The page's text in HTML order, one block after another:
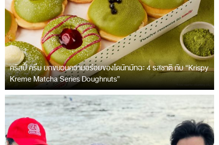
คริสปี้ ครีม ยกขบวนความอร่อยของโดนัทมัทฉะ 4 รสชาติ กับ “Krispy
Kreme Matcha Series Doughnuts”